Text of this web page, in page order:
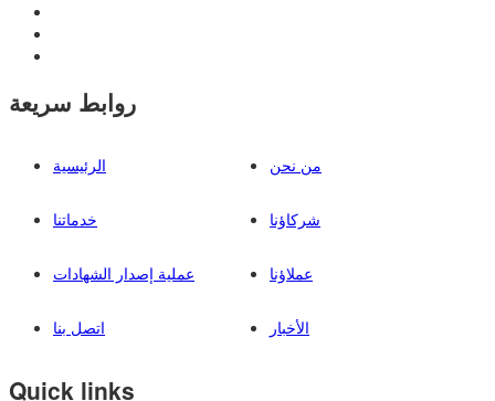
روابط سريعة
الرئيسية من نحن
خدماتنا شركاؤنا
عملية إصدار الشهادات عملاؤنا
اتصل بنا الأخبار
Quick links